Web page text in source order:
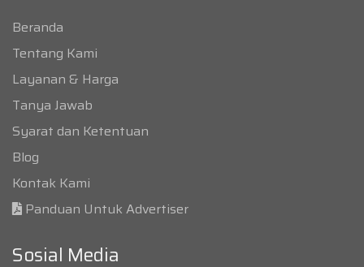
Beranda
Tentang Kami
Layanan & Harga
Tanya Jawab
Syarat dan Ketentuan
Blog
Kontak Kami
Panduan Untuk Advertiser
Sosial Media